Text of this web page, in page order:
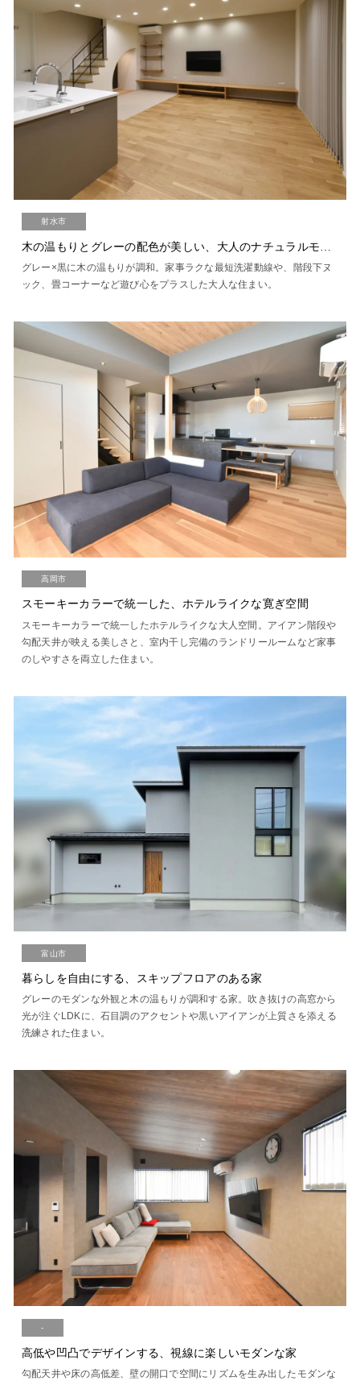
射水市
グレー×黒に木の温もりが調和。家事ラクな最短洗濯動線や、階段下ヌ
ック、畳コーナーなど遊び心をプラスした大人な住まい。
高岡市
スモーキーカラーで統一した、ホテルライクな寛ぎ空間
スモーキーカラーで統一したホテルライクな大人空間。アイアン階段や
勾配天井が映える美しさと、室内干し完備のランドリールームなど家事
のしやすさを両立した住まい。
富山市
暮らしを自由にする、スキップフロアのある家
グレーのモダンな外観と木の温もりが調和する家。吹き抜けの高窓から
光が注ぐLDKに、石目調のアクセントや黒いアイアンが上質さを添える
洗練された住まい。
-
高低や凹凸でデザインする、視線に楽しいモダンな家
勾配天井や床の高低差、壁の開口で空間にリズムを生み出したモダンな